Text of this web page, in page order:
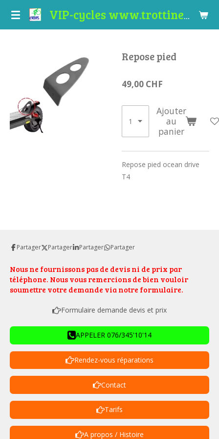
Passer
VIP-cycles www.trottinettes-valais.ch
Repose pied
49,00 CHF
Ajouter
au
panier
Repose pied ocean drive
T4
Partager Partager Partager Partager
Nous ne fournissons pas de devis ni de prix par
téléphone. Nous vous remercions de bien vouloir
soumettre votre demande via notre formulaire.
Formulaire demande devis et prix
APPELER 076/345'10'14
Rendez-vous réparations
Contact
Tarifs
A propos / Histoire